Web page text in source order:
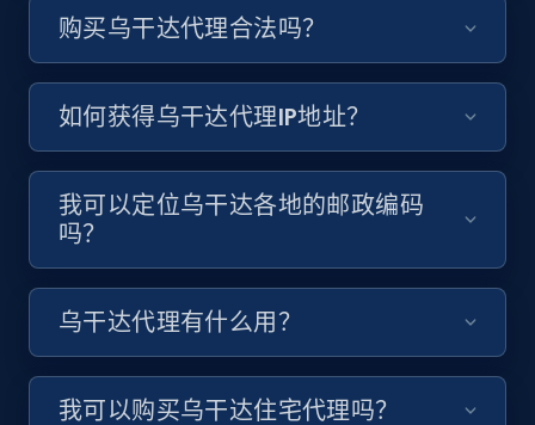
购买乌干达代理合法吗？
如何获得乌干达代理IP地址？
我可以定位乌干达各地的邮政编码
吗？
乌干达代理有什么用？
我可以购买乌干达住宅代理吗？